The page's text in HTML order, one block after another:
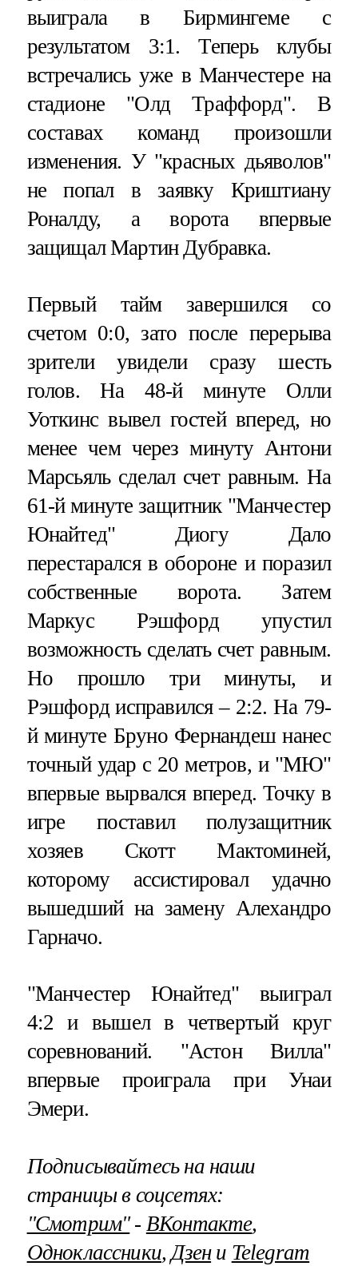
выиграла в Бирмингеме с
результатом 3:1. Теперь клубы
встречались уже в Манчестере на
стадионе "Олд Траффорд". В
составах команд произошли
изменения. У "красных дьяволов"
не попал в заявку Криштиану
Роналду, а ворота впервые
защищал Мартин Дубравка.
Первый тайм завершился со
счетом 0:0, зато после перерыва
зрители увидели сразу шесть
голов. На 48-й минуте Олли
Уоткинс вывел гостей вперед, но
менее чем через минуту Антони
Марсьяль сделал счет равным. На
61-й минуте защитник "Манчестер
Юнайтед" Диогу Дало
перестарался в обороне и поразил
собственные ворота. Затем
Маркус Рэшфорд упустил
возможность сделать счет равным.
Но прошло три минуты, и
Рэшфорд исправился – 2:2. На 79-
й минуте Бруно Фернандеш нанес
точный удар с 20 метров, и "МЮ"
впервые вырвался вперед. Точку в
игре поставил полузащитник
хозяев Скотт Мактоминей,
которому ассистировал удачно
вышедший на замену Алехандро
Гарначо.
"Манчестер Юнайтед" выиграл
4:2 и вышел в четвертый круг
соревнований. "Астон Вилла"
впервые проиграла при Унаи
Эмери.
Подписывайтесь на наши
страницы в соцсетях:
"Смотрим"‐ ВКонтакте,
Одноклассники, Дзени Telegram